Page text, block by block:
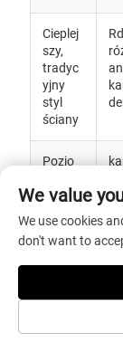
Cieplej
szy,
tradyc
yjny
styl
ściany
Pozio
układ
o dużej
długoś
ci
We value
We use cookies
don't want to